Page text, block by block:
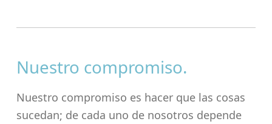
Nuestro compromiso.
Nuestro compromiso es hacer que las cosas
sucedan; de cada uno de nosotros depende